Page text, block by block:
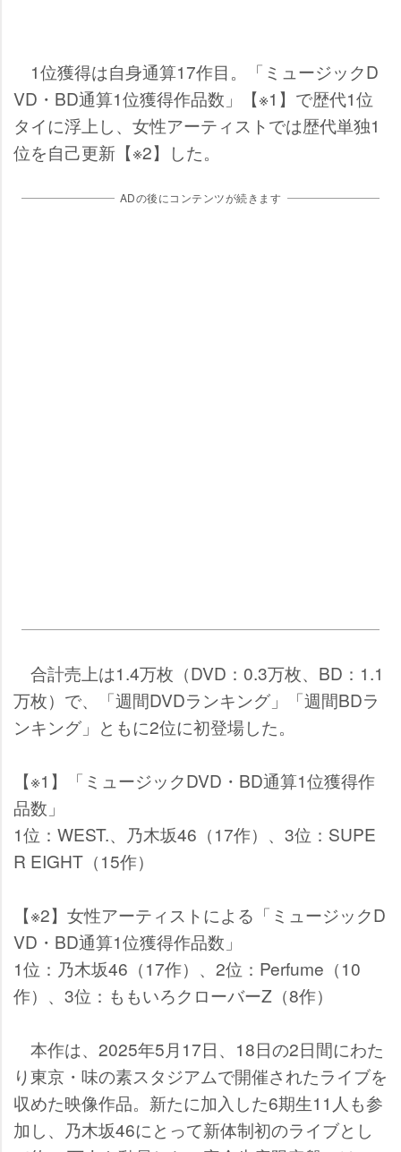
1位獲得は自身通算17作目。「ミュージックD
VD・BD通算1位獲得作品数」【※1】で歴代1位
タイに浮上し、女性アーティストでは歴代単独1
位を自己更新【※2】した。
ADの後にコンテンツが続きます
合計売上は1.4万枚（DVD：0.3万枚、BD：1.1
万枚）で、「週間DVDランキング」「週間BDラ
ンキング」ともに2位に初登場した。
【※1】「ミュージックDVD・BD通算1位獲得作
品数」
1位：WEST.、乃木坂46（17作）、3位：SUPE
R EIGHT（15作）
【※2】女性アーティストによる「ミュージックD
VD・BD通算1位獲得作品数」
1位：乃木坂46（17作）、2位：Perfume（10
作）、3位：ももいろクローバーZ（8作）
本作は、2025年5月17日、18日の2日間にわた
り東京・味の素スタジアムで開催されたライブを
収めた映像作品。新たに加入した6期生11人も参
加し、乃木坂46にとって新体制初のライブとし